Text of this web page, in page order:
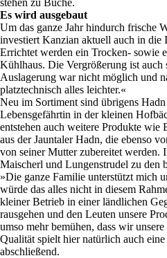
stehen zu Buche.
Es wird ausgebaut
Um das ganze Jahr hindurch frische
investiert Kanzian aktuell auch in die
Errichtet werden ein Trocken- sowie
Kühlhaus. Die Vergrößerung ist auch
Auslagerung war nicht möglich und
platztechnisch alles leichter.«
Neu im Sortiment sind übrigens
Lebensgefährtin in der kleinen
entstehen auch weitere Produkte
aus der Jauntaler Hadn, die ebenso
von seiner Mutter zubereitet werden.
Maischerl und Lungenstrudel zu den
»Die ganze Familie unterstützt mich
würde das alles nicht in diesem
kleiner Betrieb in einer ländlichen
rausgehen und den Leuten unsere
umso mehr bemühen, dass wir
Qualität spielt hier natürlich auch
abschließend.